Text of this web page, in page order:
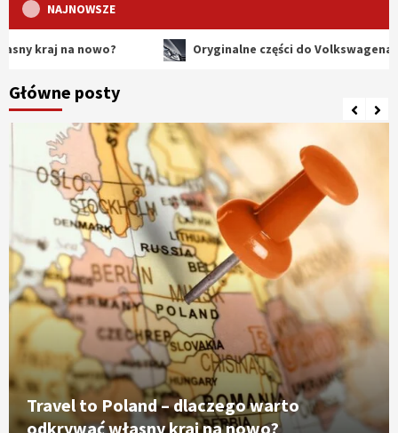
NAJNOWSZE
na nowo? Oryginalne części do Volkswagena –
Główne posty
Travel to Poland – dlaczego warto
odkrywać własny kraj na nowo?